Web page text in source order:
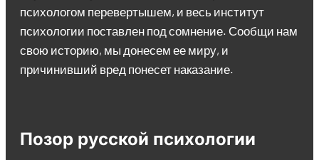
психологом перевертышем, и весь институт
психологии поставлен под сомнение. Сообщи нам
свою историю, мы донесем ее миру, и
причинивший вред понесет наказание.
Позор русской психологии